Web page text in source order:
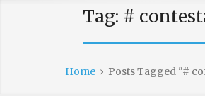
Tag: #
Home › Posts Tagged "#